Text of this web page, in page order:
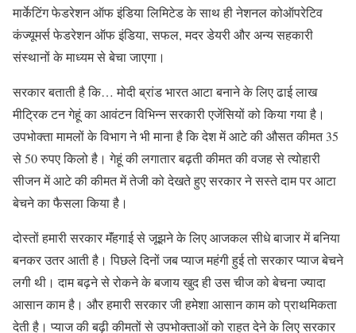
मार्केटिंग फेडरेशन ऑफ इंडिया लिमिटेड के साथ ही नेशनल कोऑपरेटिव
कंज्यूमर्स फेडरेशन ऑफ इंडिया, सफल, मदर डेयरी और अन्य सहकारी
संस्थानों के माध्यम से बेचा जाएगा।
सरकार बताती है कि… मोदी ब्रांड भारत आटा बनाने के लिए ढाई लाख
मीट्रिक टन गेहूं का आवंटन विभिन्न सरकारी एजेंसियों को किया गया है।
उपभोक्ता मामलों के विभाग ने भी माना है कि देश में आटे की औसत कीमत 35
से 50 रुपए किलो है। गेहूं की लगातार बढ़ती कीमत की वजह से त्योहारी
सीजन में आटे की कीमत में तेजी को देखते हुए सरकार ने सस्ते दाम पर आटा
बेचने का फैसला किया है।
दोस्तों हमारी सरकार मॅंहगाई से जूझने के लिए आजकल सीधे बाजार में बनिया
बनकर उतर आती है। पिछले दिनों जब प्याज महंगी हुई तो सरकार प्याज बेचने
लगी थी। दाम बढ़ने से रोकने के बजाय खुद ही उस चीज को बेचना ज्यादा
आसान काम है। और हमारी सरकार जी हमेशा आसान काम को प्राथमिकता
देती है। प्याज की बढ़ी कीमतों से उपभोक्ताओं को राहत देने के लिए सरकार